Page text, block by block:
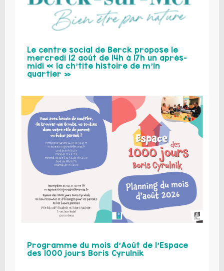
Le centre social de Berck propose le
mercredi 12 août de 14h à 17h un après-
midi « la ch’tite histoire de m’in
quartier »
Programme du mois d’Août de l’Espace
des 1000 jours Boris Cyrulnik